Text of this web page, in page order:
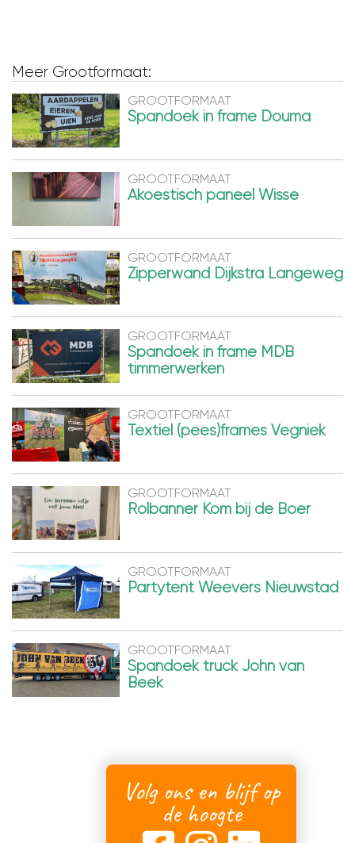
Meer Grootformaat:
GROOTFORMAAT
Spandoek in frame Douma
GROOTFORMAAT
Akoestisch paneel Wisse
GROOTFORMAAT
Zipperwand Dijkstra Langeweg
GROOTFORMAAT
Spandoek in frame MDB
timmerwerken
GROOTFORMAAT
Textiel (pees)frames Vegniek
GROOTFORMAAT
Rolbanner Kom bij de Boer
GROOTFORMAAT
Partytent Weevers Nieuwstad
GROOTFORMAAT
Spandoek truck John van
Beek
Volg ons en blijf op
de hoogte